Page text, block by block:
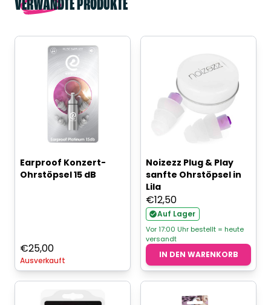
VERWANDTE PRODUKTE
Earproof Konzert-
Ohrstöpsel 15 dB
€25,00
Ausverkauft
Noizezz Plug & Play
sanfte Ohrstöpsel in
Lila
€12,50
Auf Lager
Vor 17:00 Uhr bestellt = heute
versandt
IN DEN WARENKORB